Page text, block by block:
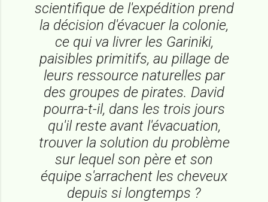
scientifique de l'expédition prend
la décision d'évacuer la colonie,
ce qui va livrer les Gariniki,
paisibles primitifs, au pillage de
leurs ressource naturelles par
des groupes de pirates. David
pourra-t-il, dans les trois jours
qu'il reste avant l'évacuation,
trouver la solution du problème
sur lequel son père et son
équipe s'arrachent les cheveux
depuis si longtemps ?